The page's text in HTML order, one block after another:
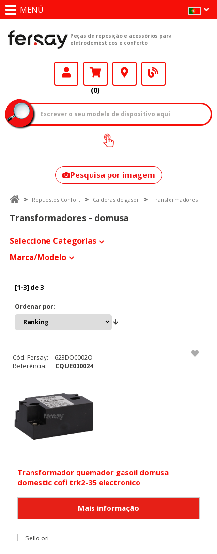
MENÚ
Peças de reposição e acessórios para
eletrodomésticos e conforto
(0)
Como encontrar
o seu modelo?
Pesquisa por imagem
Repuestos Confort Calderas de gasoil Transformadores
Transformadores - domusa
Seleccione Categorías
Marca/modelo
[1-3] de 3
Ordenar por:
Transformador quemador gasoil domusa
domestic cofi trk2-35 electronico
Cód. Fersay:
623DO0002O
Referência:
CQUE000024